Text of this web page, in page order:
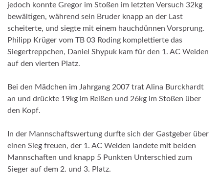
jedoch konnte Gregor im Stoßen im letzten Versuch 32kg
bewältigen, während sein Bruder knapp an der Last
scheiterte, und siegte mit einem hauchdünnen Vorsprung.
Philipp Krüger vom TB 03 Roding komplettierte das
Siegertreppchen, Daniel Shypuk kam für den 1. AC Weiden
auf den vierten Platz.
Bei den Mädchen im Jahrgang 2007 trat Alina Burckhardt
an und drückte 19kg im Reißen und 26kg im Stoßen über
den Kopf.
In der Mannschaftswertung durfte sich der Gastgeber über
einen Sieg freuen, der 1. AC Weiden landete mit beiden
Mannschaften und knapp 5 Punkten Unterschied zum
Sieger auf dem 2. und 3. Platz.